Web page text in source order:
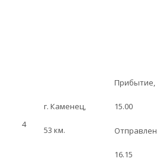
4
г. Каменец,
53 км.
Прибытие,
15.00
16.15